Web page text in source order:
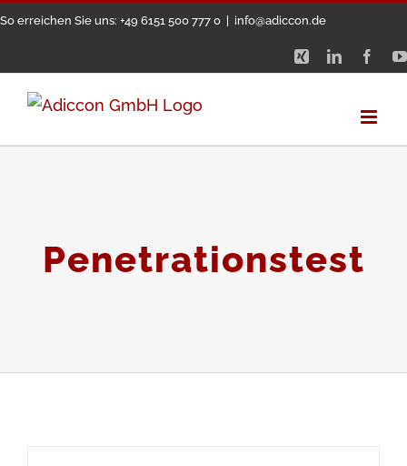
Zum
So erreichen Sie uns: +49 6151 500 777 0 info@adiccon.de
Xing LinkedIn
Penetrationstest